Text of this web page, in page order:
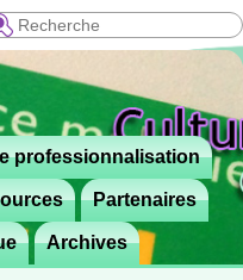
professionnalisation
Partenaires
Archives